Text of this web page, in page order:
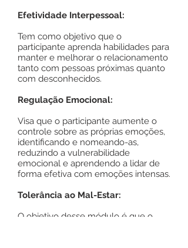
Efetividade Interpessoal:
Tem como objetivo que o
participante aprenda habilidades para
manter e melhorar o relacionamento
tanto com pessoas próximas quanto
com desconhecidos.
Regulação Emocional:
Visa que o participante aumente o
controle sobre as próprias emoções,
identificando e nomeando-as,
reduzindo a vulnerabilidade
emocional e aprendendo a lidar de
forma efetiva com emoções intensas.
Tolerância ao Mal-Estar:
O objetivo desse módulo é que o